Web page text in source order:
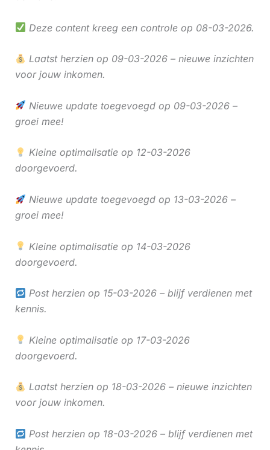
Deze content kreeg een controle op 08-03-2026.
Laatst herzien op 09-03-2026 – nieuwe inzichten
voor jouw inkomen.
Nieuwe update toegevoegd op 09-03-2026 –
groei mee!
Kleine optimalisatie op 12-03-2026
doorgevoerd.
Nieuwe update toegevoegd op 13-03-2026 –
groei mee!
Kleine optimalisatie op 14-03-2026
doorgevoerd.
Post herzien op 15-03-2026 – blijf verdienen met
kennis.
Kleine optimalisatie op 17-03-2026
doorgevoerd.
Laatst herzien op 18-03-2026 – nieuwe inzichten
voor jouw inkomen.
Post herzien op 18-03-2026 – blijf verdienen met